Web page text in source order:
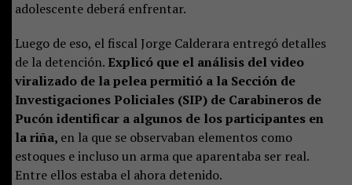
adolescente deberá enfrentar.
Luego de eso, el fiscal Jorge Calderara entregó detalles
de la detención. Explicó que el análisis del video
viralizado de la pelea permitió a la Sección de
Investigaciones Policiales (SIP) de Carabineros de
Pucón identificar a algunos de los participantes en
la riña, en la que se observaban elementos como
estoques e incluso un arma que aparentaba ser real.
Entre ellos estaba el ahora detenido.